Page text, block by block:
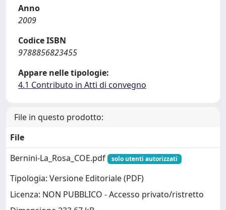
Anno
2009
Codice ISBN
9788856823455
Appare nelle tipologie:
4.1 Contributo in Atti di convegno
File in questo prodotto:
File
Bernini-La_Rosa_COE.pdf
solo utenti autorizzati
Tipologia: Versione Editoriale (PDF)
Licenza: NON PUBBLICO - Accesso privato/ristretto